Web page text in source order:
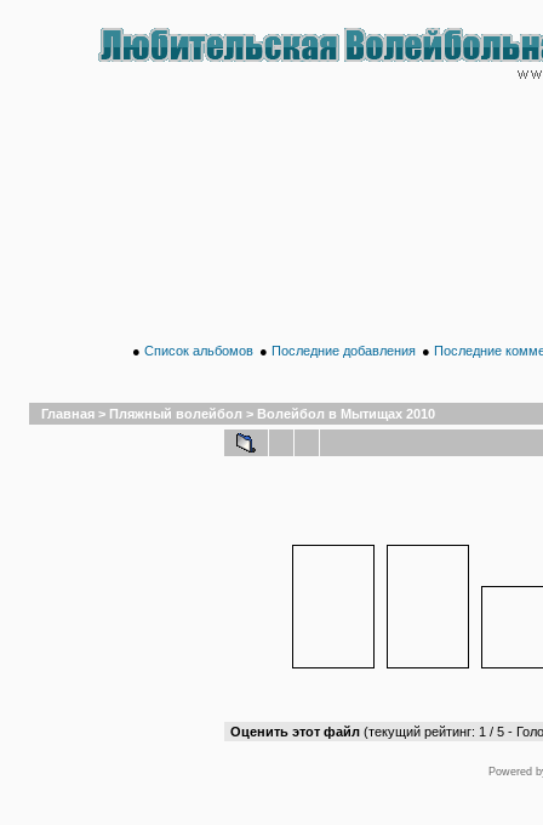
● Список альбомов ● Последние добавления ● Последние
Главная > Пляжный волейбол > Волейбол в Мытищах 2010
Оценить этот файл (текущий рейтинг: 1 / 5 -
Powered